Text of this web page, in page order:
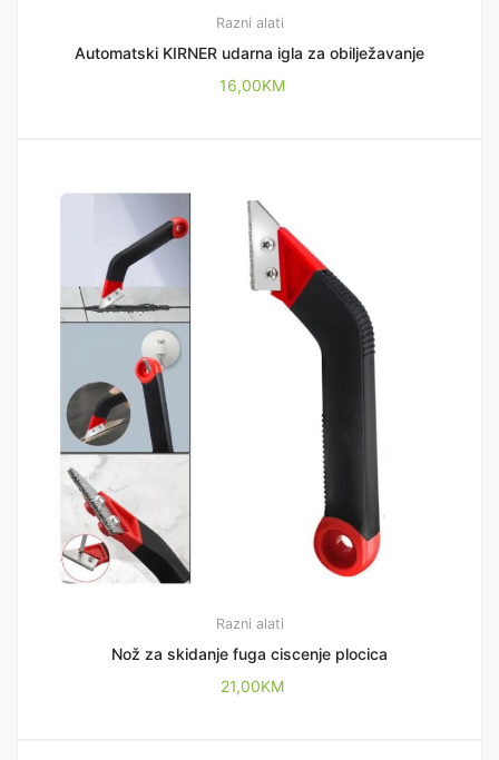
Razni alati
Automatski KIRNER udarna igla za obilježavanje
16,00KM
Razni alati
Nož za skidanje fuga ciscenje plocica
21,00KM